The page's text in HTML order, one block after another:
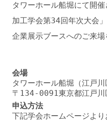
タワーホール船堀にて開
加工学会第34回年次大会」
企業展示ブースへのご来場
会場
タワーホール船堀（江戸川
〒134-0091東京都江戸川
申込方法
下記学会ホームページより